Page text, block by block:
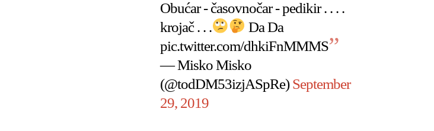
Obućar - časovnočar - pedikir . . . .
krojač . . .
Da Da
pic.twitter.com/dhkiFnMMMS
— Misko Misko
(@todDM53izjASpRe)September
29, 2019